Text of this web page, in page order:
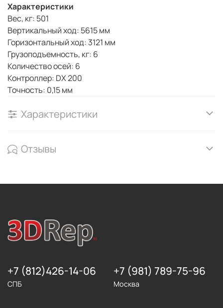
Характеристики
Вес, кг: 501
Вертикальный ход: 5615 мм
Горизонтальный ход: 3121 мм
Грузоподъемность, кг: 6
Количество осей: 6
Контроллер: DX 200
Точность: 0,15 мм
Характеристики
Отзывы
+7 (812)426-14-06
СПБ
+7 (981) 789-75-96
Москва